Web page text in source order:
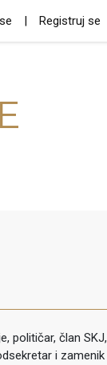
Registruj se
političar, član SKJ,
i zamenik